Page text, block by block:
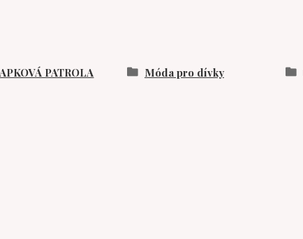
PATROLA Móda pro dívky